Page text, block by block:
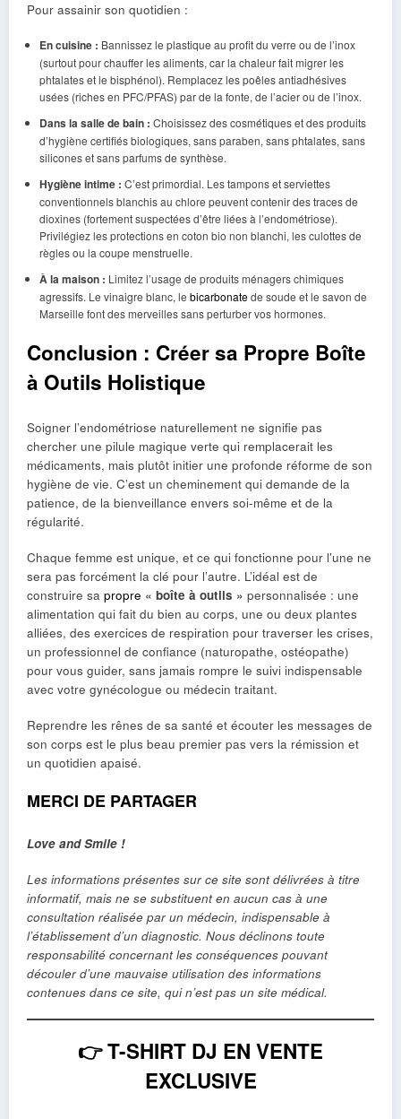
Pour assainir son quotidien :
En cuisine : Bannissez le plastique au profit du verre ou de l’inox
(surtout pour chauffer les aliments, car la chaleur fait migrer les
phtalates et le bisphénol). Remplacez les poêles antiadhésives
usées (riches en PFC/PFAS) par de la fonte, de l’acier ou de l’inox.
Dans la salle de bain : Choisissez des cosmétiques et des produits
d’hygiène certifiés biologiques, sans paraben, sans phtalates, sans
silicones et sans parfums de synthèse.
Hygiène intime : C’est primordial. Les tampons et serviettes
conventionnels blanchis au chlore peuvent contenir des traces de
dioxines (fortement suspectées d’être liées à l’endométriose).
Privilégiez les protections en coton bio non blanchi, les culottes de
règles ou la coupe menstruelle.
À la maison : Limitez l’usage de produits ménagers chimiques
agressifs. Le vinaigre blanc, le bicarbonatede soude et le savon de
Marseille font des merveilles sans perturber vos hormones.
Conclusion : Créer sa Propre Boîte
à Outils Holistique
Soigner l’endométriose naturellement ne signifie pas
chercher une pilule magique verte qui remplacerait les
médicaments, mais plutôt initier une profonde réforme de son
hygiène de vie. C’est un cheminement qui demande de la
patience, de la bienveillance envers soi-même et de la
régularité.
Chaque femme est unique, et ce qui fonctionne pour l’une ne
sera pas forcément la clé pour l’autre. L’idéal est de
construire sa propre « boîte à outils » personnalisée : une
alimentation qui fait du bien au corps, une ou deux plantes
alliées, des exercices de respiration pour traverser les crises,
un professionnel de confiance (naturopathe, ostéopathe)
pour vous guider, sans jamais rompre le suivi indispensable
avec votre gynécologue ou médecin traitant.
Reprendre les rênes de sa santé et écouter les messages de
son corps est le plus beau premier pas vers la rémission et
un quotidien apaisé.
MERCI DE PARTAGER
Love and Smile !
Les informations présentes sur ce site sont délivrées à titre
informatif, mais ne se substituent en aucun cas à une
consultation réalisée par un médecin, indispensable à
l’établissement d’un diagnostic. Nous déclinons toute
responsabilité concernant les conséquences pouvant
découler d’une mauvaise utilisation des informations
contenues dans ce site, qui n’est pas un site médical.
👉T-SHIRT DJ EN VENTE
EXCLUSIVE